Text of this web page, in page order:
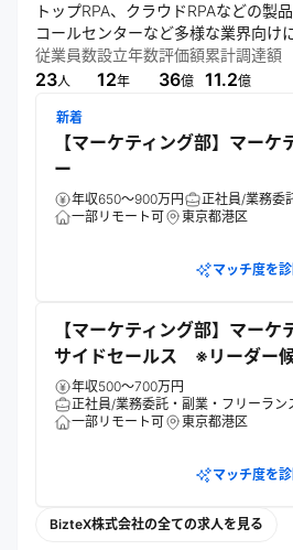
トップRPA、クラウドRPAなどの製
コールセンターなど多様な業界向け
から解放し、生産性向上と新しいワ
指す。パートナー企業との協業や独
従業員数
23人
設立年数
12年
評価額
36億
累計調達額
11.2億
新着
【マーケティング部】マーケ
ー
年収650～900万円
正社員/業務委
一部リモート可
東京都港区
マッチ度を
【マーケティング部】マーケ
サイドセールス ※リーダー
年収500～700万円
正社員/業務委託・副業・フリーラン
一部リモート可
東京都港区
マッチ度を
BizteX株式会社の全ての求人を見る